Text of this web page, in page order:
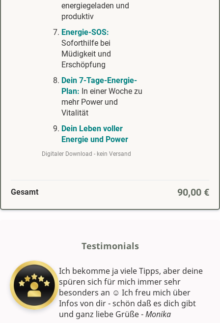
energiegeladen und
produktiv
Energie-SOS:
Soforthilfe bei
Müdigkeit und
Erschöpfung
Dein 7-Tage-Energie-
Plan: In einer Woche zu
mehr Power und
Vitalität
Dein Leben voller
Energie und Power
Digitaler Download - kein Versand
Gesamt 90,00 €
Testimonials
Ich bekomme ja viele Tipps, aber deine
spüren sich für mich immer sehr
besonders an ☺️ Ich freu mich über
Infos von dir - schön daß es dich gibt
und ganz liebe Grüße -Monika